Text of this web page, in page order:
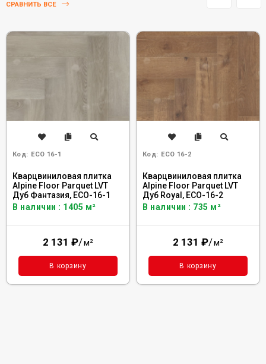
СРАВНИТЬ ВСЕ
Код: ECO 16-1
Кварцвиниловая плитка
Alpine Floor Parquet LVT
Дуб Фантазия, ECO-16-1
В наличии : 1405 м²
2 131 ₽/м²
В корзину
Код: ECO 16-2
Кварцвиниловая плитка
Alpine Floor Parquet LVT
Дуб Royal, ECO-16-2
В наличии : 735 м²
2 131 ₽/м²
В корзину